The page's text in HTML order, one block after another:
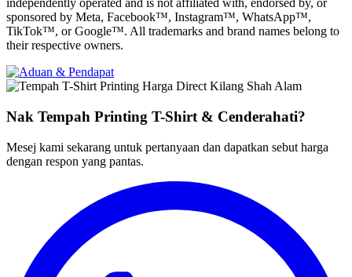
independently operated and is not affiliated with, endorsed by, or
sponsored by Meta, Facebook™, Instagram™, WhatsApp™,
TikTok™, or Google™. All trademarks and brand names belong to
their respective owners.
Nak Tempah Printing T-Shirt & Cenderahati?
Mesej kami sekarang untuk pertanyaan dan dapatkan sebut harga
dengan respon yang pantas.